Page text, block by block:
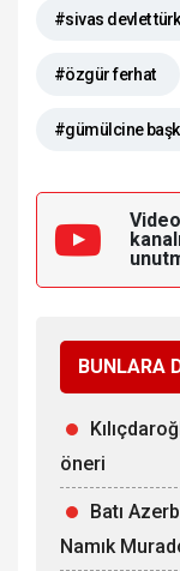
#sivas devlet
#özgür ferhat
#gümülcine
BUNLARA
öneri
Batı
Namık